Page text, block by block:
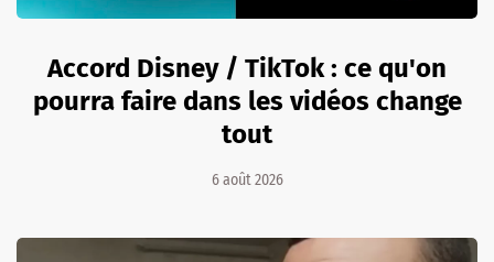
Accord Disney / TikTok : ce qu'on
pourra faire dans les vidéos change
tout
6 août 2026